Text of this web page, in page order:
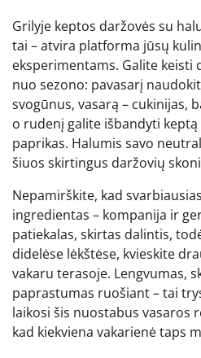
Grilyje keptos daržovės su
tai – atvira platforma jūsų
eksperimentams. Galite keisti
nuo sezono: pavasarį
svogūnus, vasarą – cukinijas,
o rudenį galite išbandyti
paprikas. Halumis savo
šiuos skirtingus daržovių
Nepamirškite, kad
ingredientas – kompanija ir
patiekalas, skirtas dalintis,
didelėse lėkštėse, kvieskite
vakaru terasoje. Lengvumas,
paprastumas ruošiant – tai
laikosi šis nuostabus vasaros
kad kiekviena vakarienė taps